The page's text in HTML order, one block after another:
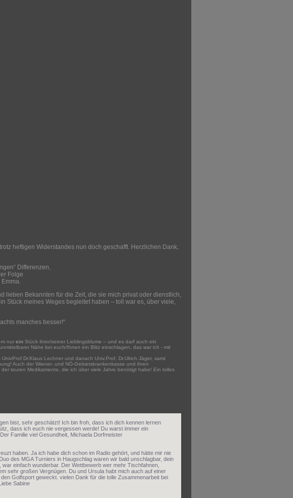
heftigen Widerstandes nun doch geschafft. Herzlichen Dank,
Differenzen,
Folge
lieben Bekannten für die Zeit, die sie mich privat oder dienstlich,
Stück meines Weges begleitet haben – toll war es, über viele,
manches besser!“
nur einStück ihrer/seiner Lieblingsblume – und es darf auch ein
Nähe bei euch/Ihnen ein Blitz einschlagen, das war ich - mit
Lechner und danach Univ.Prof. Dr.Ulrich Jäger, samt
Auch der Wiener- und NÖ-Gebietskrankenkasse und ihren
teuren Medikamente, die ich über viele Jahre benötigt habe! Ein tolles
bist, sehr geschätzt! Ich bin froh, dass ich dich kennen lernen
dass ich euch nie vergessen werde! Du warst immer ein
Familie viel Gesundheit, Michaela Dorfmeister
haben. Ja ich habe dich schon im Radio gehört, und hätte mir nie
des MGA Turniers in Haugschlag waren wir bald unschlagbar, dein
einfach wunderbar. Der Wettbewerb wer mehr Tischfahnen,
sehr großen Vergnügen. Du und Ursula habt mich auch auf einer
Golfsport geweckt. vielen Dank für die tolle Zusammenarbeit bei
Sabine